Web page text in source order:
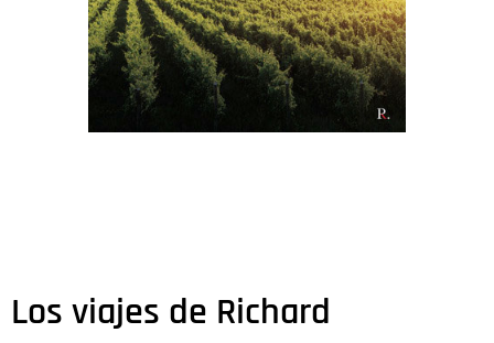
Los viajes de Richard